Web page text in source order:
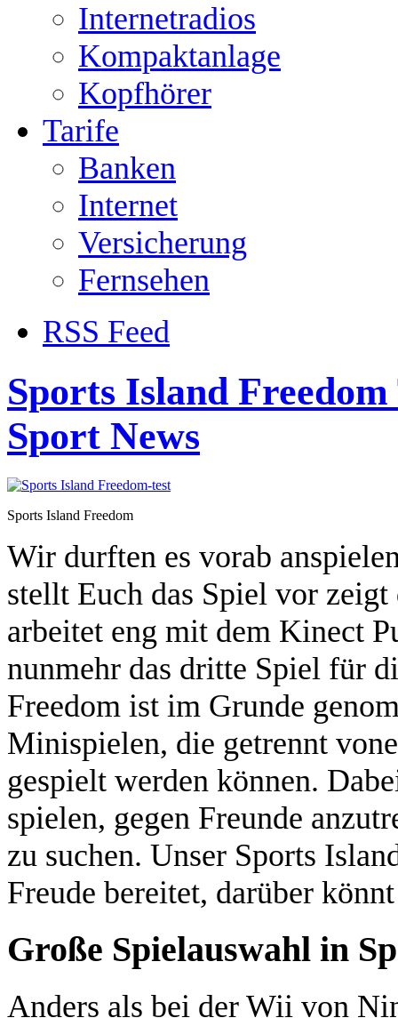
Internetradios
Kompaktanlage
Kopfhörer
Tarife
Banken
Internet
Versicherung
Fernsehen
RSS Feed
Sports Island
Sport News
Sports Island Freedom
Wir durften es vorab
stellt Euch das Spiel vor
arbeitet eng mit dem Kinect
nunmehr das dritte Spiel für
Freedom ist im Grunde
Minispielen, die getrennt
gespielt werden können.
spielen, gegen Freunde
zu suchen. Unser Sports
Freude bereitet, darüber
Große Spielauswahl in
Anders als bei der Wii von